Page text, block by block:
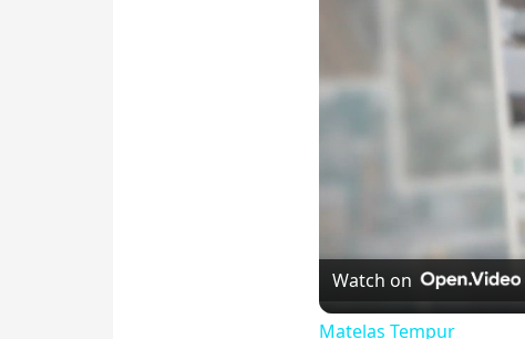
Watch on
Matelas Tempur